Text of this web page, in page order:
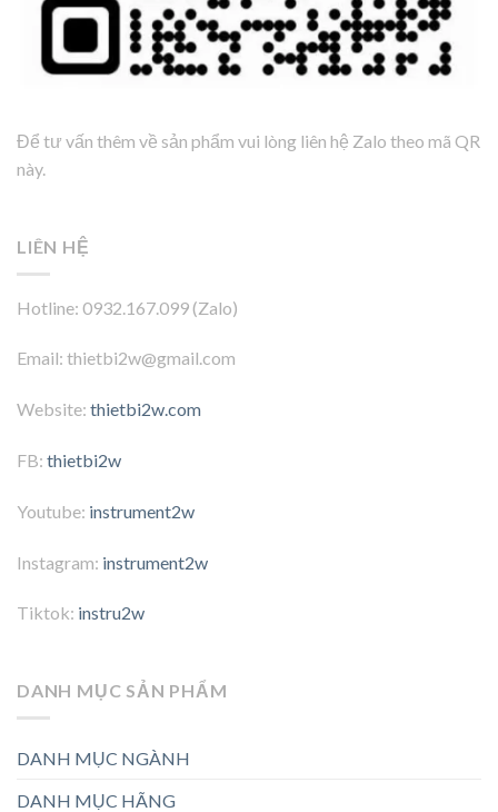
Để tư vấn thêm về sản phẩm vui lòng liên hệ Zalo theo mã QR
này.
LIÊN HỆ
Hotline: 0932.167.099 (Zalo)
Email: thietbi2w@gmail.com
Website: thietbi2w.com
FB: thietbi2w
Youtube: instrument2w
Instagram: instrument2w
Tiktok: instru2w
DANH MỤC SẢN PHẨM
DANH MỤC NGÀNH
DANH MỤC HÃNG